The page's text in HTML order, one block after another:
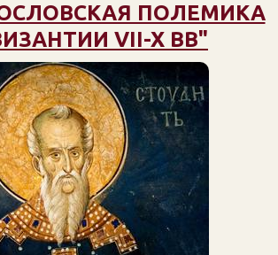
ПОЛЕМИКА
VII-X ВВ"